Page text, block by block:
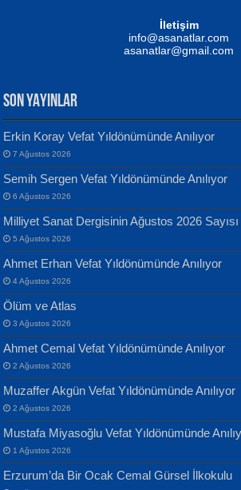
MUSTAFA KELOĞLU
Yarına İz Bırakmak...
ATİLLA ÖZEN
Sultan Olmadan Önce Eyüp...
EKREM KARABABA
Yılmaz Ekinci
Geceye Söylenen...
Banu Sancak
Defterimden İçeri...
İsmail Aydos
İnkisar...
İletişim
info@asanatlar.com
asanatlar@gmail.com
SON YAYINLAR
Erkin Koray Vefat Yıldönümünde Anılıyor
7 Ağustos 2026
Semih Sergen Vefat Yıldönümünde Anılıyor
6 Ağustos 2026
Milliyet Sanat Dergisinin Ağustos 2026 Sayısı
5 Ağustos 2026
Ahmet Erhan Vefat Yıldönümünde Anılıyor
4 Ağustos 2026
Ölüm ve Atlas
3 Ağustos 2026
Ahmet Cemal Vefat Yıldönümünde Anılıyor
2 Ağustos 2026
Muzaffer Akgün Vefat Yıldönümünde Anılıyor
2 Ağustos 2026
Mustafa Miyasoğlu Vefat Yıldönümünde
1 Ağustos 2026
Erzurum’da Bir Ocak Cemal Gürsel İlkokulu